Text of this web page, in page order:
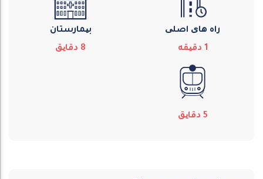
راه های اصلی
1 دقیقه
بیمارستان
8 دقایق
5 دقایق